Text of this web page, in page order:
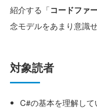
紹介する「コードファ
念モデルをあまり意識
対象読者
C#の基本を理解し